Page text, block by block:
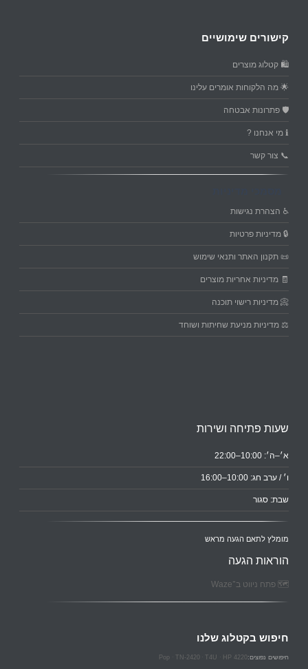
קישורים שימושיים
🛍️ קטלוג מוצרים
🌟 מה הלקוחות אומרים עלינו
🛡️ פתרונות אבטחה
ℹ️ מי אנחנו ?
📞 צור קשר
♿ הצהרת נגישות
🔒 מדיניות פרטיות
📜 תקנון האתר ותנאי שימוש
🧾 מדיניות אחריות מוצרים
📀 מדיניות רישוי תוכנה
⚖️ מדיניות מניעת שחיתות ושוחד
שעות פתיחה ושירות
א׳–ה׳: 10:00–22:00
ו׳ / ערב חג: 10:00–16:00
שבת: סגור
מומלץ לתאם הגעה מראש
הוראות הגעה
🗺️ פתח ניווט ב־Waze
חיפוש בקטלוג שלנו
חיפושים נפוצים:HP 4220
T4U
TN-2420
Pop